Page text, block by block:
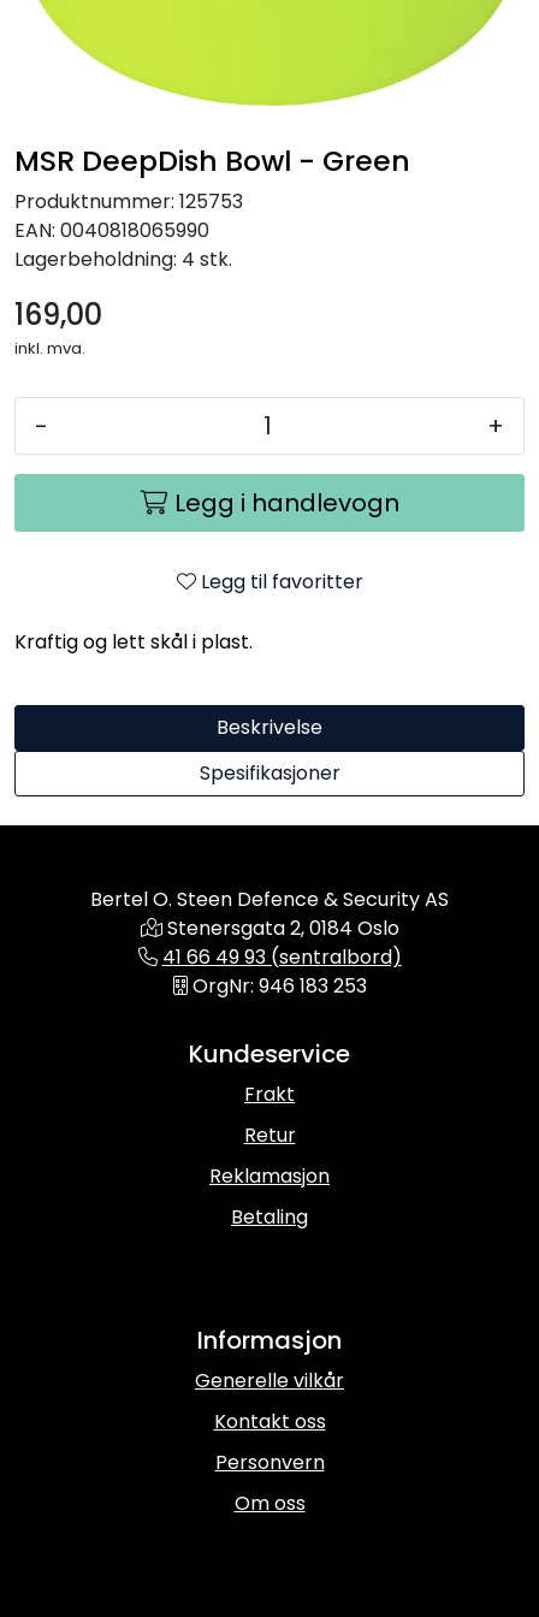
MSR DeepDish Bowl - Green
Produktnummer: 125753
EAN: 0040818065990
Lagerbeholdning: 4 stk.
169,00
inkl. mva.
- +
Legg i handlevogn
Legg til favoritter
Kraftig og lett skål i plast.
Beskrivelse
Spesifikasjoner
Bertel O. Steen Defence & Security AS
Stenersgata 2, 0184 Oslo
41 66 49 93 (sentralbord)
OrgNr: 946 183 253
Kundeservice
Frakt
Retur
Reklamasjon
Betaling
Informasjon
Generelle vilkår
Kontakt oss
Personvern
Om oss
Kampanjer